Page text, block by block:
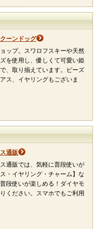
ーンドッグ
ップ。スワロフスキーや天然
を使用し、優しくて可愛い姫
、取り揃えています。ビーズ
ス、イヤリングもございま
通販
通販では、気軽に普段使いが
・イヤリング・チャーム】な
段使いが楽しめる！ダイヤモ
ください。スマホでもご利用